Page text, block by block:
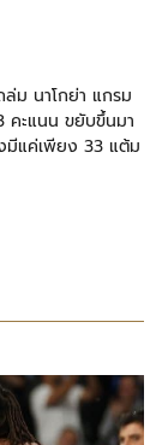
ล่ม นาโกย่า แกรม
คะแนน ขยับขึ้นมา
แค่เพียง 33 แต้ม